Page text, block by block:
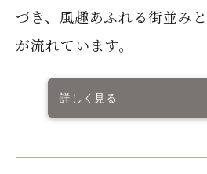
づき、風趣あふれる街並み
が流れています。
詳しく見る